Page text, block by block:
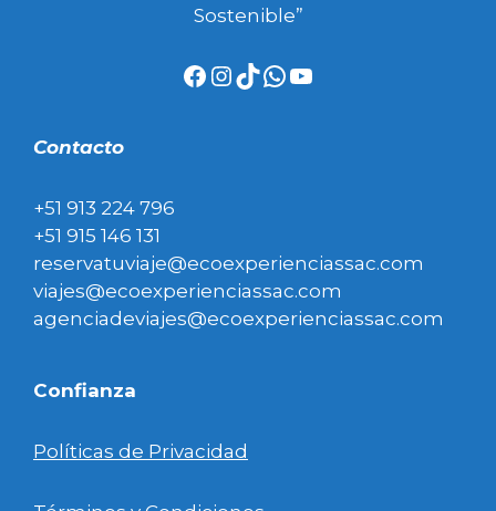
Sostenible”
Facebook
Instagram
TikTok
WhatsApp
YouTube
Contacto
+51 913 224 796
+51 915 146 131
reservatuviaje@ecoexperienciassac.com
viajes@ecoexperienciassac.com
agenciadeviajes@ecoexperienciassac.com
Confianza
Políticas de Privacidad